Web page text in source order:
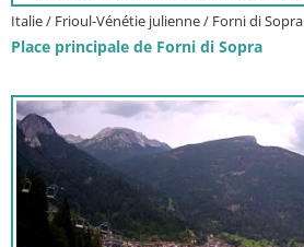
Italie / Frioul-Vénétie julienne / Forni di Sopra
Place principale de Forni di Sopra